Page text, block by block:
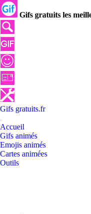
Gifs gratuits les
Gifs gratuits.fr
Accueil
Gifs animés
Emojis animés
Cartes animées
Outils